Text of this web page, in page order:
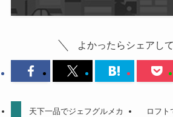
よかったらシェアして
天下一品でジェフグルメカ
ロフト